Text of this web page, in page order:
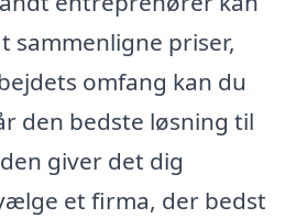
sammenligne priser,
omfang kan du
den bedste løsning til
giver det dig
et firma, der bedst